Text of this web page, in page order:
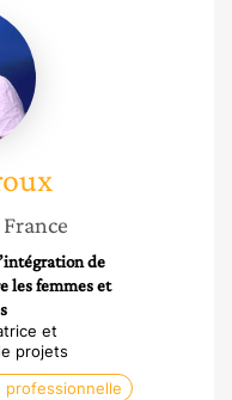
de
les femmes et
et
projets
professionnelle